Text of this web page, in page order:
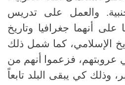
والعمل على تدريس
على أنهما جغرافيا وتاريخ
الإسلامي، كما شمل ذلك
عروبتهم، فزعموا أنهم من
وذلك كي يبقى البلد تابعاً